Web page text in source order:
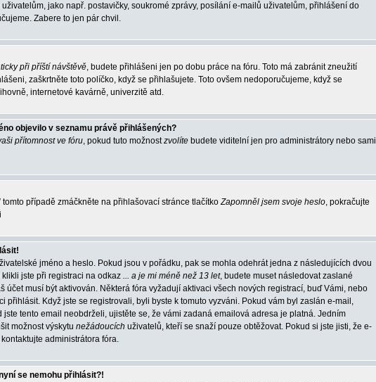
jako např. postavičky, soukromé zprávy, posílání e-mailů uživatelům, přihlášení do
Zabere to jen pár chvil.
při příští návštěvě, budete přihlášeni jen po dobu práce na fóru. Toto má zabránit zneužití
zaškrtněte toto políčko, když se přihlašujete. Toto ovšem nedoporučujeme, když se
internetové kavárně, univerzitě atd.
objevilo v seznamu právě přihlášených?
přítomnost ve fóru, pokud tuto možnostzvolíte budete viditelní jen pro administrátory nebo sami
případě zmáčkněte na přihlašovací stránce tlačítkoZapomněl jsem svoje heslo, pokračujte
jméno a heslo. Pokud jsou v pořádku, pak se mohla odehrát jedna z následujících dvou
jste při registraci na odkaz ... a je mi méně než 13 let, budete muset následovat zaslané
účet musí být aktivován. Některá fóra vyžadují aktivaci všech nových registrací, buď Vámi, nebo
přihlásit. Když jste se registrovali, byli byste k tomuto vyzváni. Pokud vám byl zaslán e-mail,
tento email neobdrželi, ujistěte se, že vámi zadaná emailová adresa je platná. Jedním
možnost výskytu nežádoucích uživatelů, kteří se snaží pouze obtěžovat. Pokud si jste jisti, že e-
administrátora fóra.
se nemohu přihlásit?!